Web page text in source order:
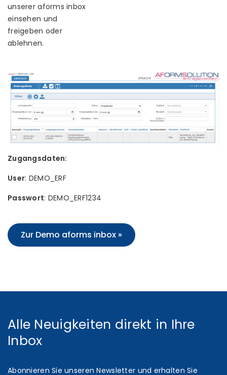
unserer aforms inbox
einsehen und
freigeben oder
ablehnen.
Zugangsdaten:
User: DEMO_ERF
Passwort: DEMO_ERF1234
Zur Demo aforms inbox »
Alle Neuigkeiten direkt in Ihre
Inbox
Abonnieren Sie unseren Newsletter und erhalten Sie